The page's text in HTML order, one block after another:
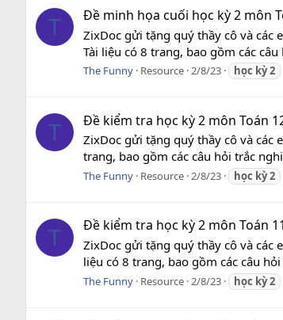
T Đề minh họa cuối học kỳ 2 môn
ZixDoc gửi tặng quý thầy cô và các
Tài liệu có 8 trang, bao gồm các
The Funny Resource 2/8/23 học kỳ2
T Đề kiểm tra học kỳ 2 môn Toán
ZixDoc gửi tặng quý thầy cô và các
trang, bao gồm các câu hỏi trắc
The Funny Resource 2/8/23 học kỳ2
T Đề kiểm tra học kỳ 2 môn Toán
ZixDoc gửi tặng quý thầy cô và các
liệu có 8 trang, bao gồm các câu
The Funny Resource 2/8/23 học kỳ2